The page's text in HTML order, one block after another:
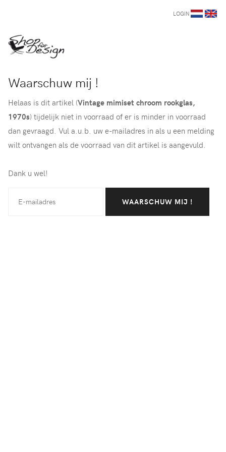
LOGIN
Waarschuw mij !
Helaas is dit artikel (Vintage mimiset chroom rookglas,
1970s) tijdelijk niet in voorraad of er is minder in voorraad
dan gevraagd. Vul a.u.b. uw e-mailadres in als u een melding
wilt ontvangen als de voorraad van dit artikel is aangevuld.
Dank u wel!